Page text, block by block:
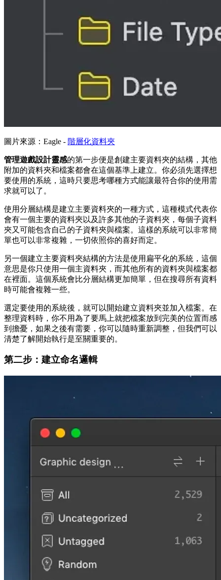
圖片來源：Eagle - 階層化資料夾
管理遊戲設計靈感的第一步便是創建主要資料夾的結構，其他
附加的資料夾和檔案都會在這個基準上建立。你必須先選擇想
要使用的系統，這時只要思考哪種方式能讓最符合你的使用需
求就可以了。
使用分層結構是建立主要資料夾的一種方式，這種模式代表你
會有一個主要的資料夾以及許多其他的子資料夾，每個子資料
夾又可能包含自己的子資料夾與檔案。這樣的系統可以非常簡
單也可以非常複雜，一切依照你的喜好而定。
另一個建立主要資料夾結構的方法是使用扁平化的系統，這個
意思是你只使用一個主資料夾，而其他所有的資料夾與檔案都
在裡面。這個系統會比分層結構更加簡單，但在搜尋所有資料
時可能會複雜一些。
選定要使用的系統後，就可以開始建立資料夾並加入檔案。在
整理資料時，你不用為了要馬上就把檔案放到完美的位置而感
到擔憂，如果之後有需要，你可以隨時重新調整，但我們可以
清楚了解開始執行是至關重要的。
第二步：建立命名邏輯